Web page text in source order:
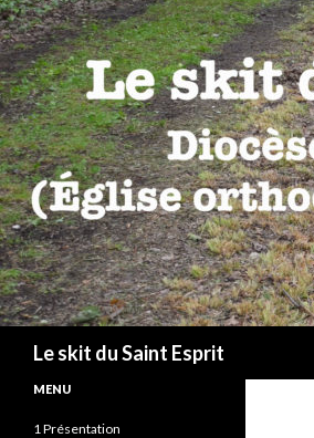
Le skit du Saint Esprit
MENU
1 Présentation